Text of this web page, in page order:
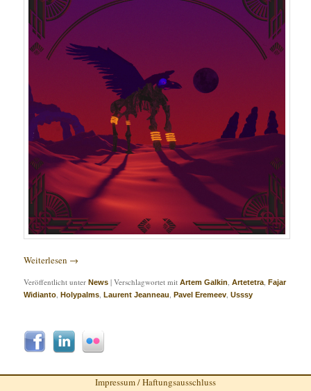
Weiterlesen →
Veröffentlicht unter News |Verschlagwortet mit Artem Galkin,Artetetra,Fajar
Widianto,Holypalms,Laurent Jeanneau,Pavel Eremeev,Usssy
Impressum / Haftungsausschluss